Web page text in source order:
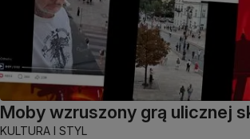
Moby wzruszony grą ulicznej
KULTURA I STYL